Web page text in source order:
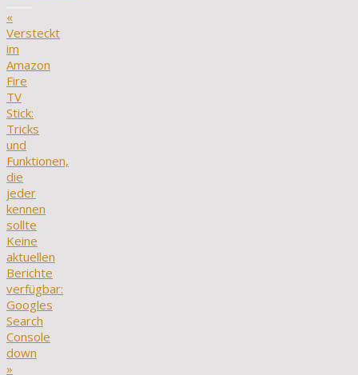
«
Versteckt
im
Amazon
Fire
TV
Stick:
Tricks
und
Funktionen,
die
jeder
kennen
sollte
Keine
aktuellen
Berichte
verfügbar:
Googles
Search
Console
down
»